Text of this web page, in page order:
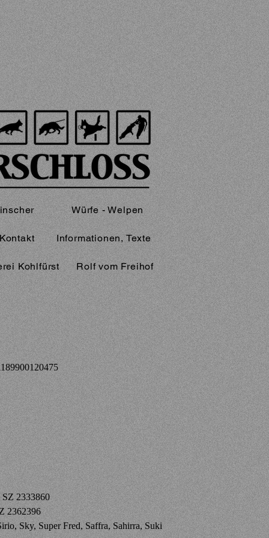
Würfe - Welpen
Informationen, Texte
Kohlfürst Rolf vom Freihof
2333860
2362396
Sky, Super Fred, Saffra, Sahirra, Suki